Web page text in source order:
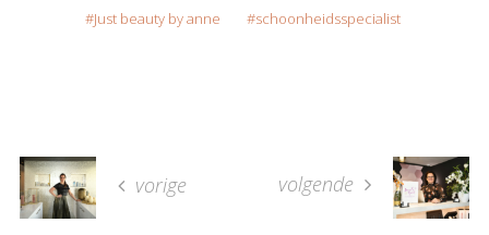
Just beauty by anne
schoonheidsspecialist
vorige volgende